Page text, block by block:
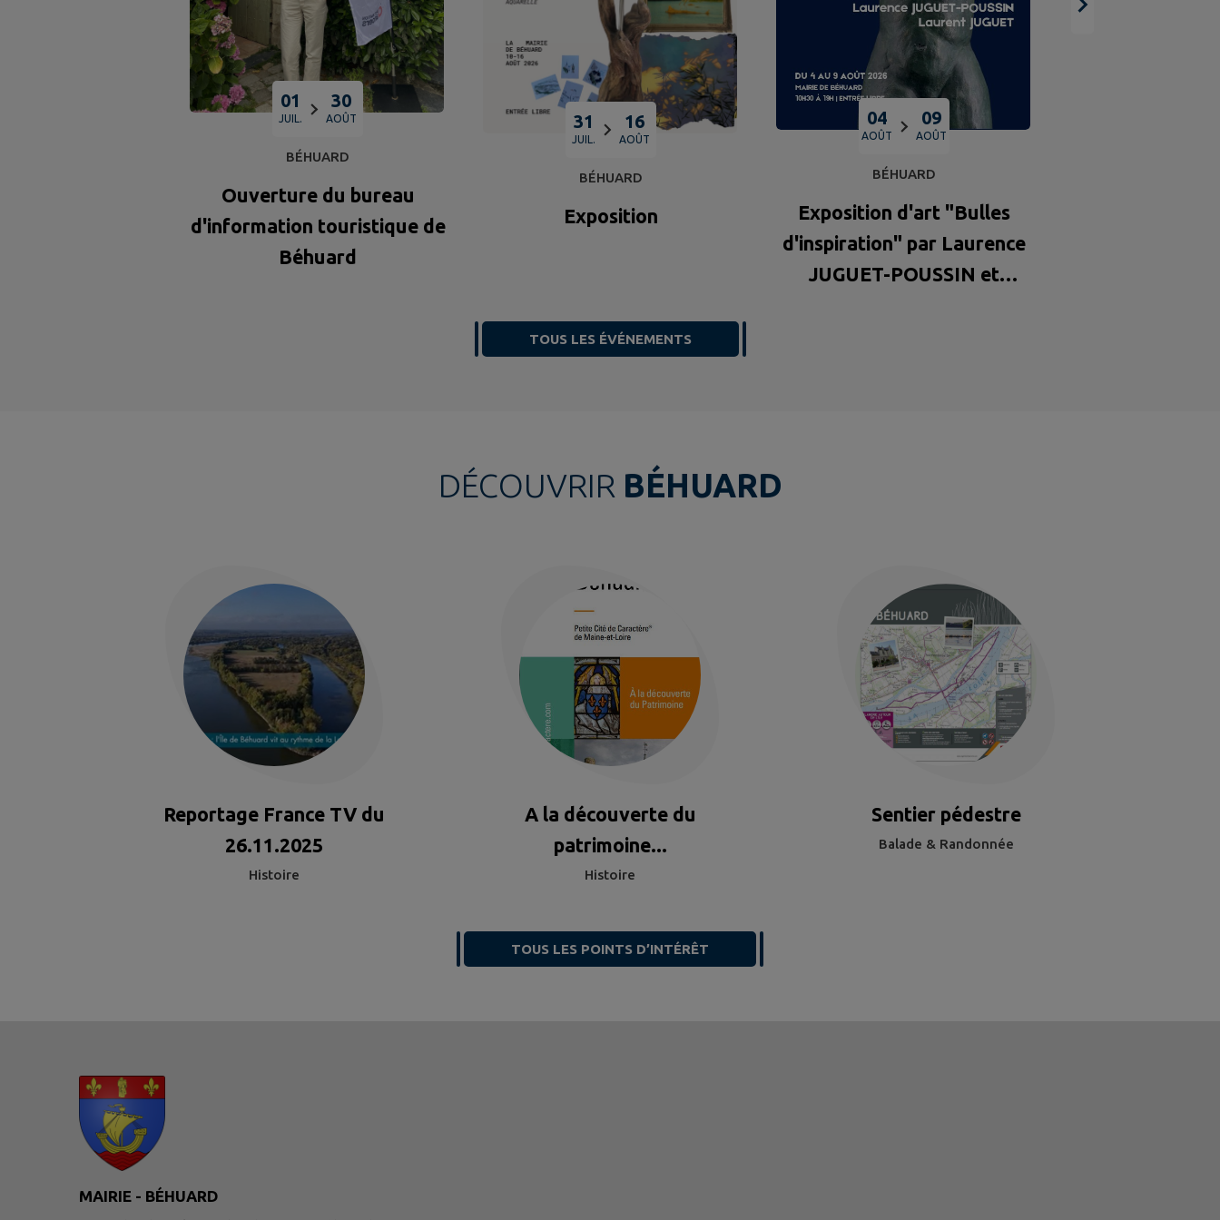
01
JUIL.
30
AOÛT
BÉHUARD
Ouverture du bureau
d'information touristique de
Béhuard
31
JUIL.
16
AOÛT
BÉHUARD
Exposition
04
AOÛT
09
AOÛT
BÉHUARD
Exposition d'art "Bulles
d'inspiration" par Laurence
JUGUET-POUSSIN et
TOUS LES ÉVÉNEMENTS
DÉCOUVRIR BÉHUARD
Reportage France TV du
26.11.2025
Histoire
A la découverte du
patrimoine...
Histoire
Sentier pédestre
Balade & Randonnée
TOUS LES POINTS D’INTÉRÊT
MAIRIE - BÉHUARD